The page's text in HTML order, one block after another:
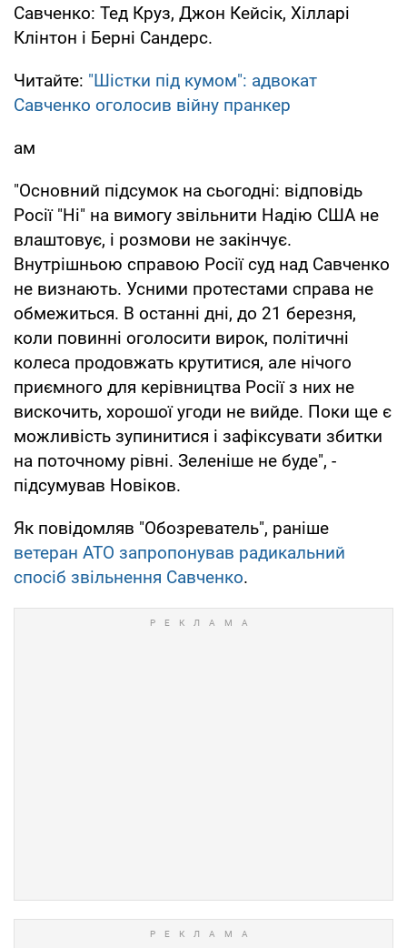
Савченко: Тед Круз, Джон Кейсік, Хілларі
Клінтон і Берні Сандерс.
Читайте: "Шістки під кумом": адвокат
Савченко оголосив війну пранкер
ам
"Основний підсумок на сьогодні: відповідь
Росії "Ні" на вимогу звільнити Надію США не
влаштовує, і розмови не закінчує.
Внутрішньою справою Росії суд над Савченко
не визнають. Усними протестами справа не
обмежиться. В останні дні, до 21 березня,
коли повинні оголосити вирок, політичні
колеса продовжать крутитися, але нічого
приємного для керівництва Росії з них не
вискочить, хорошої угоди не вийде. Поки ще є
можливість зупинитися і зафіксувати збитки
на поточному рівні. Зеленіше не буде", -
підсумував Новіков.
Як повідомляв "Обозреватель", раніше
ветеран АТО запропонував радикальний
спосіб звільнення Савченко.